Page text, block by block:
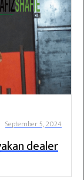
September 5, 2024
dealer